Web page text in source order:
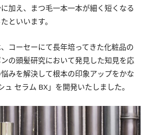
加え、まつ毛一本一本が細く短くなる
といいます。
コーセーにて長年培ってきた化粧品の
の頭髪研究において発見した知見を応
みを解決して根本の印象アップをかな
ュ セラム BX」を開発いたしました。